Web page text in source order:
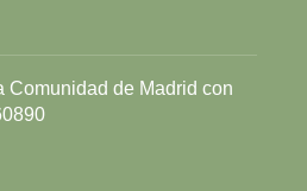
Comunidad de Madrid con